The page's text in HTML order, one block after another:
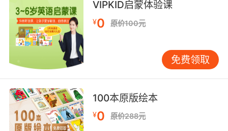
果孩子喜欢恐龙，就从恐龙主题英文绘本开始；
喜欢太空，就找相关英文科普视频。关键是让英
语成为探索兴趣的工具，而非额外负担。 建议家
长和孩子一起制作“兴趣地图”，把孩子喜欢的事
物用英文标注。比如喜欢足球的孩子，可以学习
“football”、“goal”等词。当英语与孩子真正热爱
的事物相连，学习就变得自然而有动力。 第二
步：利用孩子的认知优势8岁孩子能够理解规则和
系统。此时可适当引入简单语法概念，但要用生
VIPKID启蒙体验课
¥0 原价100元
免费领取
100本原版绘本
¥0 原价288元